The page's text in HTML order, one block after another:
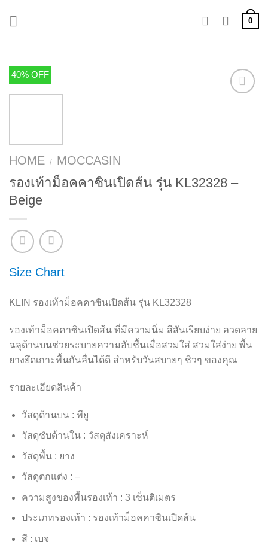
0
40% OFF
HOME / MOCCASIN
รองเท้าม็อคคาซินเปิดส้น รุ่น KL32328 –
Beige
Size Chart
KLIN รองเท้าม็อคคาซินเปิดส้น รุ่น KL32328
รองเท้าม็อคคาซินเปิดส้น ที่มีความนิ่ม สีสันเรียบง่าย ลวดลาย
ฉลุด้านบนช่วยระบายความอับชื้นเมื่อสวมใส่ สวมใส่ง่าย พื้น
ยางยึดเกาะพื้นกันลื่นได้ดี สำหรับวันสบายๆ ชิวๆ ของคุณ
รายละเอียดสินค้า
วัสดุด้านบน : พียู
วัสดุซับด้านใน : วัสดุสังเคราะห์
วัสดุพื้น : ยาง
วัสดุตกแต่ง : –
ความสูงของพื้นรองเท้า : 3 เซ็นติเมตร
ประเภทรองเท้า : รองเท้าม็อคคาซินเปิดส้น
สี : เบจ